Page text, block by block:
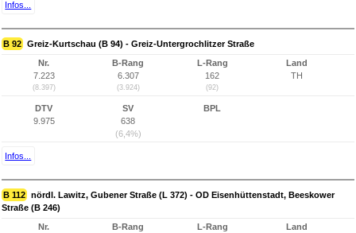
Infos...
B 92 Greiz-Kurtschau (B 94) - Greiz-Untergrochlitzer Straße
Nr.
7.223
(8.397)
B-Rang
6.307
(3.924)
L-Rang
162
(92)
Land
TH
DTV
9.975
SV
638
(6,4%)
BPL
Infos...
B 112 nördl. Lawitz, Gubener Straße (L 372) - OD Eisenhüttenstadt, Beeskower
Straße (B 246)
Nr.
B-Rang
L-Rang
Land